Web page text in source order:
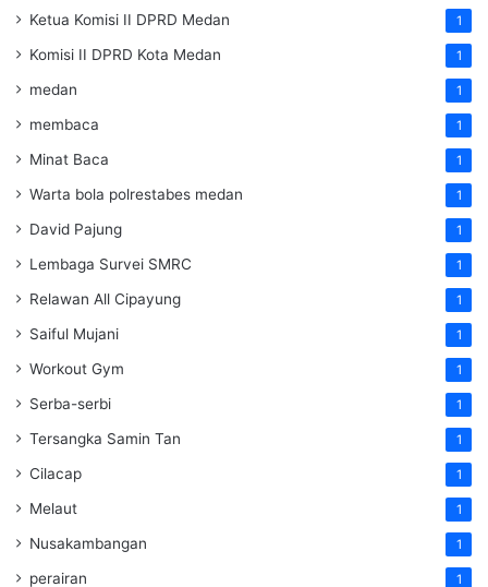
Ketua Komisi II DPRD Medan 1
Komisi II DPRD Kota Medan 1
medan 1
membaca 1
Minat Baca 1
Warta bola polrestabes medan 1
David Pajung 1
Lembaga Survei SMRC 1
Relawan All Cipayung 1
Saiful Mujani 1
Workout Gym 1
Serba-serbi 1
Tersangka Samin Tan 1
Cilacap 1
Melaut 1
Nusakambangan 1
perairan 1